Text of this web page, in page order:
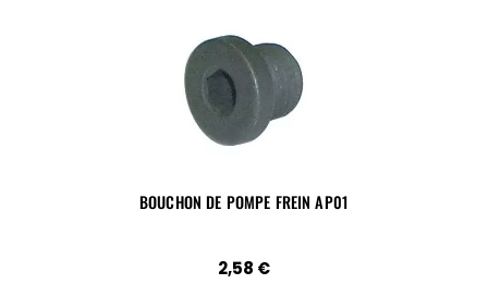
BOUCHON DE POMPE FREIN AP01
2,58 €